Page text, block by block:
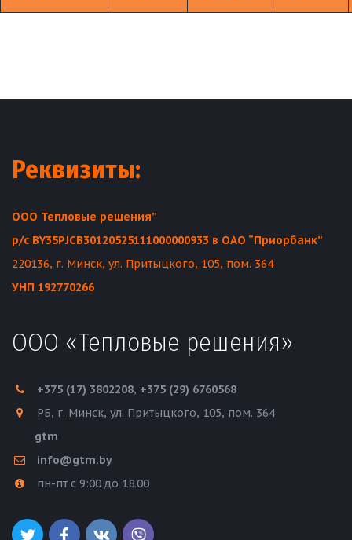
Реквизиты:
ООО Тепловые решения”
р/с BY35PJCB30120525111000000933 в ОАО “Приорбанк”
220136, г. Минск, ул. Притыцкого, 105, пом. 364
УНП 192770266
ООО «Тепловые решения»
+375 (17) 3802208, +375 (29) 6760568
РБ, г. Минск, ул. Притыцкого, 105, пом. 364
gtm
info@gtm.by
пн-пт с 9:00 до 18.00